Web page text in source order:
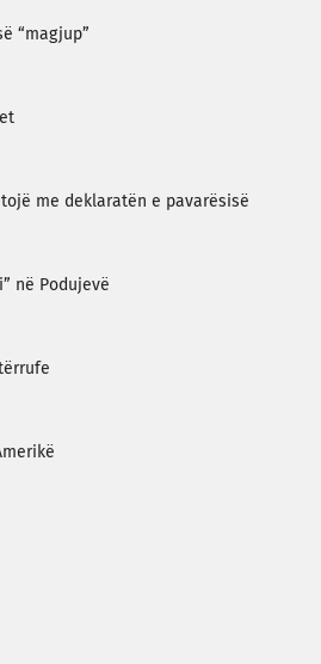
“magjup”
me deklaratën e pavarësisë
në Podujevë